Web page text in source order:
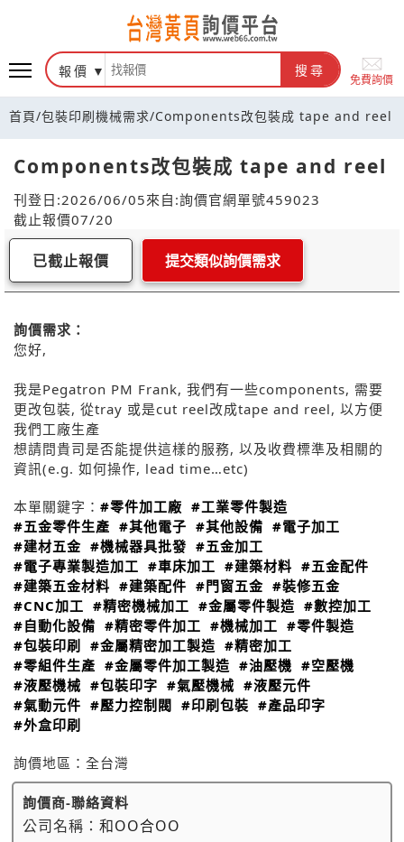
報價 搜尋
免費詢價
首頁/包裝印刷機械需求/Components改包裝成 tape and reel
Components改包裝成 tape and reel
刊登日:2026/06/05來自:詢價官網單號459023
截止報價07/20
已截止報價 提交類似詢價需求
詢價需求：
您好,
我是Pegatron PM Frank, 我們有一些components, 需要
更改包裝, 從tray 或是cut reel改成tape and reel, 以方便
我們工廠生產
想請問貴司是否能提供這樣的服務, 以及收費標準及相關的
資訊(e.g. 如何操作, lead time…etc)
本單關鍵字： #零件加工廠 #工業零件製造
#五金零件生產 #其他電子 #其他設備 #電子加工
#建材五金 #機械器具批發 #五金加工
#電子專業製造加工 #車床加工 #建築材料 #五金配件
#建築五金材料 #建築配件 #門窗五金 #裝修五金
#CNC加工 #精密機械加工 #金屬零件製造 #數控加工
#自動化設備 #精密零件加工 #機械加工 #零件製造
#包裝印刷
#金屬精密加工製造 #精密加工
#零組件生產 #金屬零件加工製造 #油壓機 #空壓機
#液壓機械 #包裝印字 #氣壓機械 #液壓元件
#氣動元件 #壓力控制閥 #印刷包裝 #產品印字
#外盒印刷
詢價地區： 全台灣
詢價商-聯絡資料
公司名稱： 和OO合OO